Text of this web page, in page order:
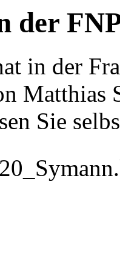
der
in der
Matthias
Sie